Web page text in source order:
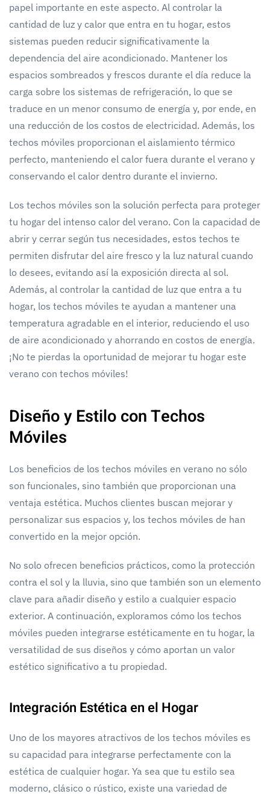
papel importante en este aspecto. Al controlar la
cantidad de luz y calor que entra en tu hogar, estos
sistemas pueden reducir significativamente la
dependencia del aire acondicionado. Mantener los
espacios sombreados y frescos durante el día reduce la
carga sobre los sistemas de refrigeración, lo que se
traduce en un menor consumo de energía y, por ende, en
una reducción de los costos de electricidad. Además, los
techos móviles proporcionan el aislamiento térmico
perfecto, manteniendo el calor fuera durante el verano y
conservando el calor dentro durante el invierno.
Los techos móviles son la solución perfecta para proteger
tu hogar del intenso calor del verano. Con la capacidad de
abrir y cerrar según tus necesidades, estos techos te
permiten disfrutar del aire fresco y la luz natural cuando
lo desees, evitando así la exposición directa al sol.
Además, al controlar la cantidad de luz que entra a tu
hogar, los techos móviles te ayudan a mantener una
temperatura agradable en el interior, reduciendo el uso
de aire acondicionado y ahorrando en costos de energía.
¡No te pierdas la oportunidad de mejorar tu hogar este
verano con techos móviles!
Diseño y Estilo con Techos
Móviles
Los beneficios de los techos móviles en verano no sólo
son funcionales, sino también que proporcionan una
ventaja estética. Muchos clientes buscan mejorar y
personalizar sus espacios y, los techos móviles de han
convertido en la mejor opción.
No solo ofrecen beneficios prácticos, como la protección
contra el sol y la lluvia, sino que también son un elemento
clave para añadir diseño y estilo a cualquier espacio
exterior. A continuación, exploramos cómo los techos
móviles pueden integrarse estéticamente en tu hogar, la
versatilidad de sus diseños y cómo aportan un valor
estético significativo a tu propiedad.
Integración Estética en el Hogar
Uno de los mayores atractivos de los techos móviles es
su capacidad para integrarse perfectamente con la
estética de cualquier hogar. Ya sea que tu estilo sea
moderno, clásico o rústico, existe una variedad de